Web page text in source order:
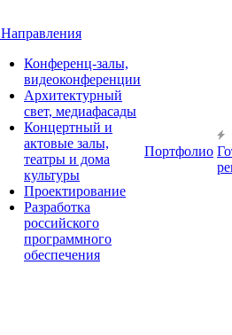
Направления
Конференц-залы,
видеоконференции
Архитектурный
свет, медиафасады
Концертный и
актовые залы,
театры и дома
культуры
Проектирование
Разработка
российского
программного
обеспечения
Портфолио